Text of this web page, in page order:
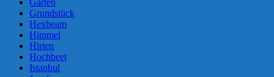
Garten
Grundstück
Hexbeam
Himmel
Hirten
Hochbeet
Istanbul